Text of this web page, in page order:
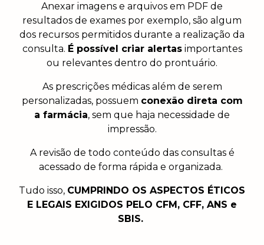
Anexar imagens e arquivos em PDF de
resultados de exames por exemplo, são algum
dos recursos permitidos durante a realização da
consulta. É possível criar alertasimportantes
ou relevantes dentro do prontuário.
As prescrições médicas além de serem
personalizadas, possuem conexão direta com
a farmácia, sem que haja necessidade de
impressão.
A revisão de todo conteúdo das consultas é
acessado de forma rápida e organizada.
Tudo isso, CUMPRINDO OS ASPECTOS ÉTICOS
E LEGAIS EXIGIDOS PELO CFM, CFF, ANS e
SBIS.